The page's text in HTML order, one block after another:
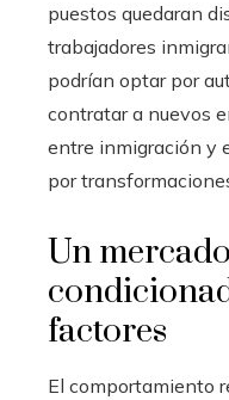
puestos quedaran
trabajadores
podrían optar por
contratar a nuevos
entre inmigración y
por
Un
factores
El comportamiento